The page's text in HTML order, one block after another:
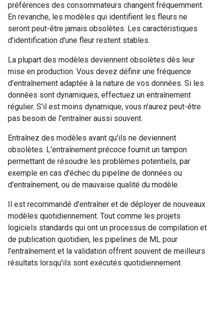
préférences des consommateurs changent fréquemment.
En revanche, les modèles qui identifient les fleurs ne
seront peut-être jamais obsolètes. Les caractéristiques
d'identification d'une fleur restent stables.
La plupart des modèles deviennent obsolètes dès leur
mise en production. Vous devez définir une fréquence
d'entraînement adaptée à la nature de vos données. Si les
données sont dynamiques, effectuez un entraînement
régulier. S'il est moins dynamique, vous n'aurez peut-être
pas besoin de l'entraîner aussi souvent.
Entraînez des modèles avant qu'ils ne deviennent
obsolètes. L'entraînement précoce fournit un tampon
permettant de résoudre les problèmes potentiels, par
exemple en cas d'échec du pipeline de données ou
d'entraînement, ou de mauvaise qualité du modèle.
Il est recommandé d'entraîner et de déployer de nouveaux
modèles quotidiennement. Tout comme les projets
logiciels standards qui ont un processus de compilation et
de publication quotidien, les pipelines de ML pour
l'entraînement et la validation offrent souvent de meilleurs
résultats lorsqu'ils sont exécutés quotidiennement.